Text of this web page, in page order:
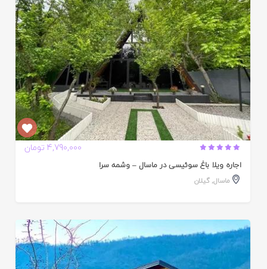
4,790,000 تومان
اجاره ویلا باغ سوئیسی در ماسال – وشمه سرا
ماسال,گیلان